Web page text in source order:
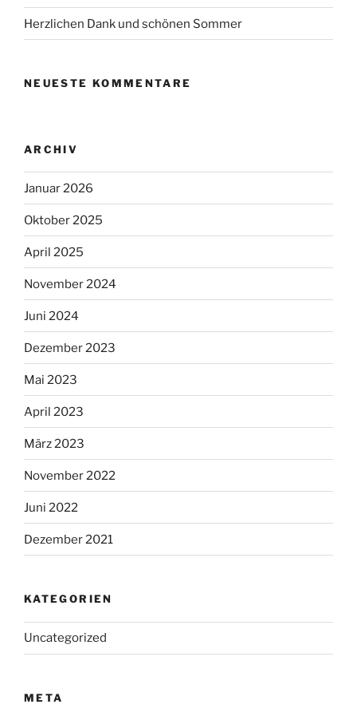
Herzlichen Dank und schönen Sommer
NEUESTE KOMMENTARE
ARCHIV
Januar 2026
Oktober 2025
April 2025
November 2024
Juni 2024
Dezember 2023
Mai 2023
April 2023
März 2023
November 2022
Juni 2022
Dezember 2021
KATEGORIEN
Uncategorized
META